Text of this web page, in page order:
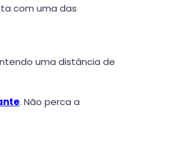
com uma das
uma distância de
. Não perca a